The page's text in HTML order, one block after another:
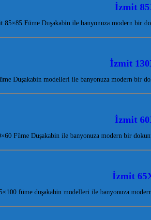
İzmit
85×85 Füme Duşakabin ile banyonuza modern bir
İzmit
Duşakabin modelleri ile banyonuza modern bir
İzmit
Füme Duşakabin ile banyonuza modern bir
İzmit
füme duşakabin modelleri ile banyonuza